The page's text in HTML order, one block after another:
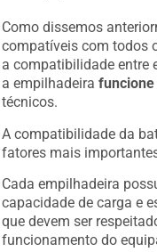
Como dissemos
compatíveis com todos
a compatibilidade entre
a empilhadeira
técnicos.
A compatibilidade da
fatores mais
Cada empilhadeira
capacidade de carga e
que devem ser
funcionamento do